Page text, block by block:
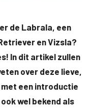
de Labrala, een
en Vizsla?
In dit artikel zullen
over deze lieve,
met een introductie
wel bekend als